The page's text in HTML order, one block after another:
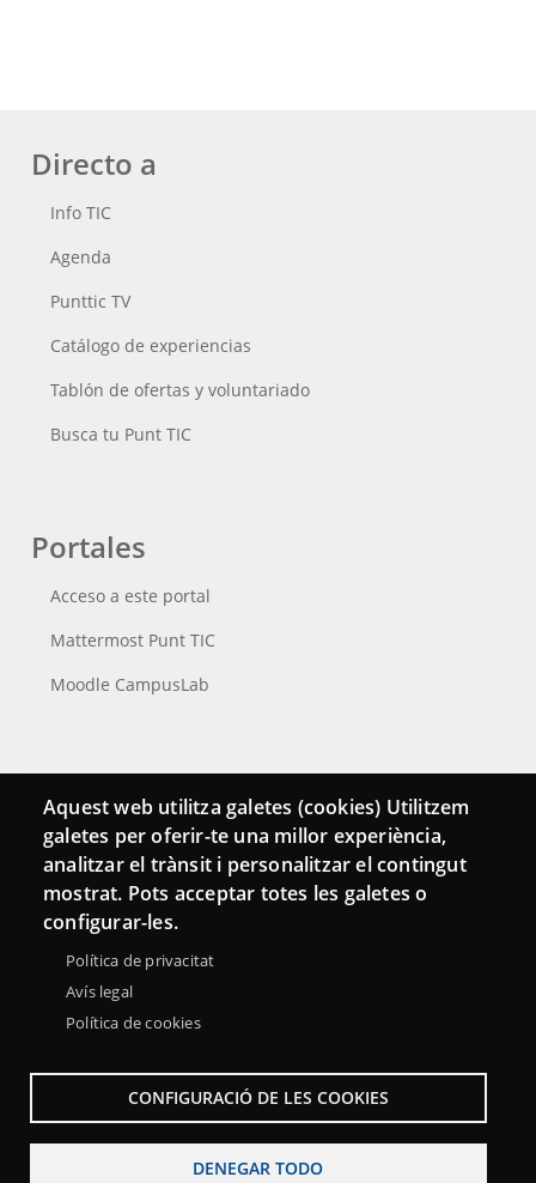
Directo a
Info TIC
Agenda
Punttic TV
Catálogo de experiencias
Tablón de ofertas y voluntariado
Busca tu Punt TIC
Portales
Acceso a este portal
Mattermost Punt TIC
Moodle CampusLab
Conecta
Contacto
Hemeroteca
Aquest web utilitza galetes (cookies) Utilitzem
galetes per oferir-te una millor experiència,
analitzar el trànsit i personalitzar el contingut
mostrat. Pots acceptar totes les galetes o
configurar-les.
Política de privacitat
Avís legal
Política de cookies
CONFIGURACIÓ DE LES COOKIES
DENEGAR TODO